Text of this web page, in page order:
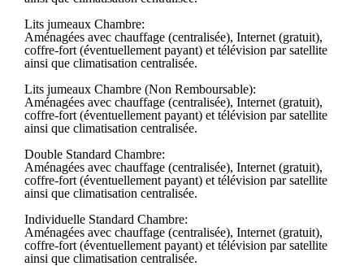
Lits jumeaux Chambre:
Aménagées avec chauffage (centralisée), Internet (gratuit),
coffre-fort (éventuellement payant) et télévision par satellite
ainsi que climatisation centralisée.
Lits jumeaux Chambre (Non Remboursable):
Aménagées avec chauffage (centralisée), Internet (gratuit),
coffre-fort (éventuellement payant) et télévision par satellite
ainsi que climatisation centralisée.
Double Standard Chambre:
Aménagées avec chauffage (centralisée), Internet (gratuit),
coffre-fort (éventuellement payant) et télévision par satellite
ainsi que climatisation centralisée.
Individuelle Standard Chambre:
Aménagées avec chauffage (centralisée), Internet (gratuit),
coffre-fort (éventuellement payant) et télévision par satellite
ainsi que climatisation centralisée.